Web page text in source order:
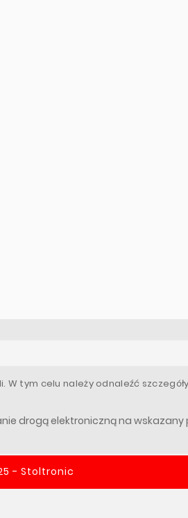
W tym celu należy odnaleźć
drogą elektroniczną na wskazany
- Stoltronic